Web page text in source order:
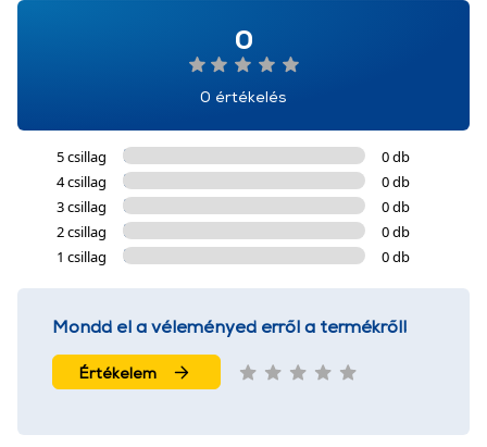
0
0 értékelés
5 csillag
0 db
4 csillag
0 db
3 csillag
0 db
2 csillag
0 db
1 csillag
0 db
Mondd el a véleményed erről a termékről!
Értékelem